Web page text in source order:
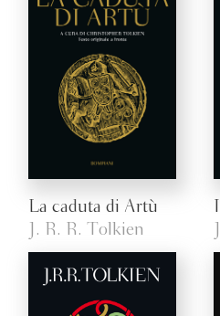
La caduta di Artù
J. R. R. Tolkien